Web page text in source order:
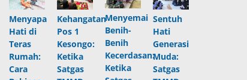
Menyapa
Hati di
Teras
Rumah:
Cara
Kehangatan
Pos 1
Kesongo:
Ketika
Satgas
Menyemai
Benih-
Benih
Kecerdasan:
Ketika
Sentuh
Hati
Generasi
Muda:
Satgas